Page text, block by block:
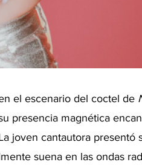
el escenario del coctel de
presencia magnética
joven cantautora presentó
suena en las ondas